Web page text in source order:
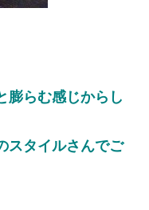
膨らむ感じからし
スタイルさんでご